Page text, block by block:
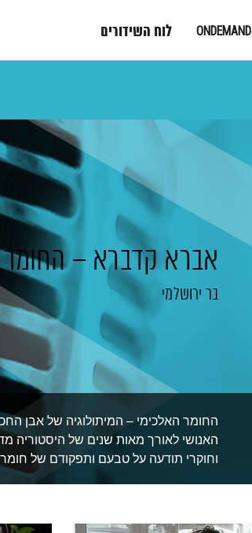
ONDEMAND לוח השידורים
אברא קדברא – החומר
בר ירושלמי
החומר האלכימי – המיתולוגיה של אבן
האנושי לאורך מאות שנים של היסטוריה
וחוקרי תודעה על טבעם ותפקודם של